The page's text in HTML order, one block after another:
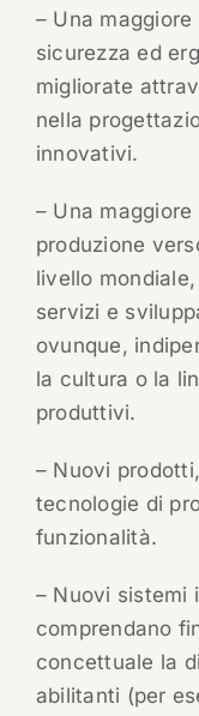
– Una
sicurezza ed
migliorate
nella
innovativi.
– Una
produzione
livello
servizi e
ovunque,
la cultura o la
produttivi.
– Nuovi
tecnologie di
funzionalità.
– Nuovi sistemi
comprendano
concettuale la
abilitanti (per